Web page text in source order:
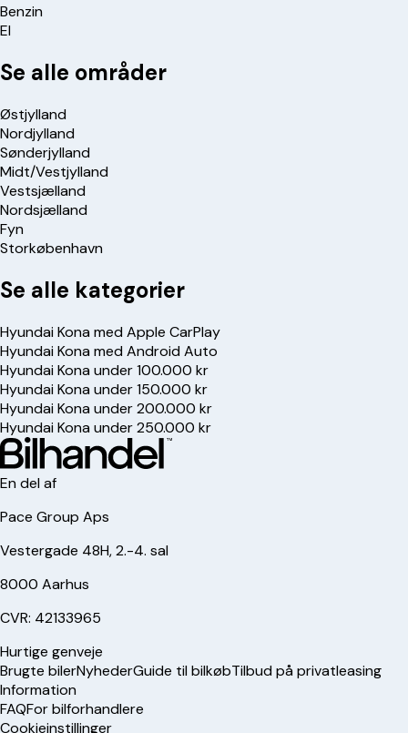
Benzin
El
Se alle områder
Østjylland
Nordjylland
Sønderjylland
Midt/Vestjylland
Vestsjælland
Nordsjælland
Fyn
Storkøbenhavn
Se alle kategorier
Hyundai Kona med Apple CarPlay
Hyundai Kona med Android Auto
Hyundai Kona under 100.000 kr
Hyundai Kona under 150.000 kr
Hyundai Kona under 200.000 kr
Hyundai Kona under 250.000 kr
En del af
Pace Group Aps
Vestergade 48H, 2.-4. sal
8000 Aarhus
CVR: 42133965
Hurtige genveje
Brugte bilerNyhederGuide til bilkøbTilbud på privatleasing
Information
FAQFor bilforhandlere
Cookieinstillinger